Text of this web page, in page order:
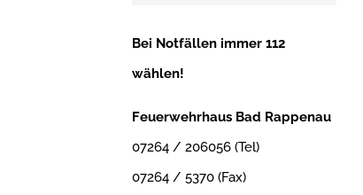
Bei Notfällen immer 112
wählen!
Feuerwehrhaus Bad Rappenau
07264 / 206056 (Tel)
07264 / 5370 (Fax)